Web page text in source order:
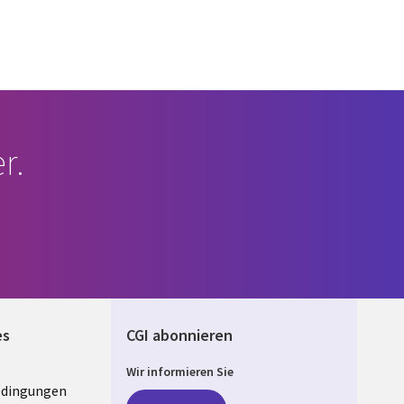
CGI abonnieren
Wir informieren Sie